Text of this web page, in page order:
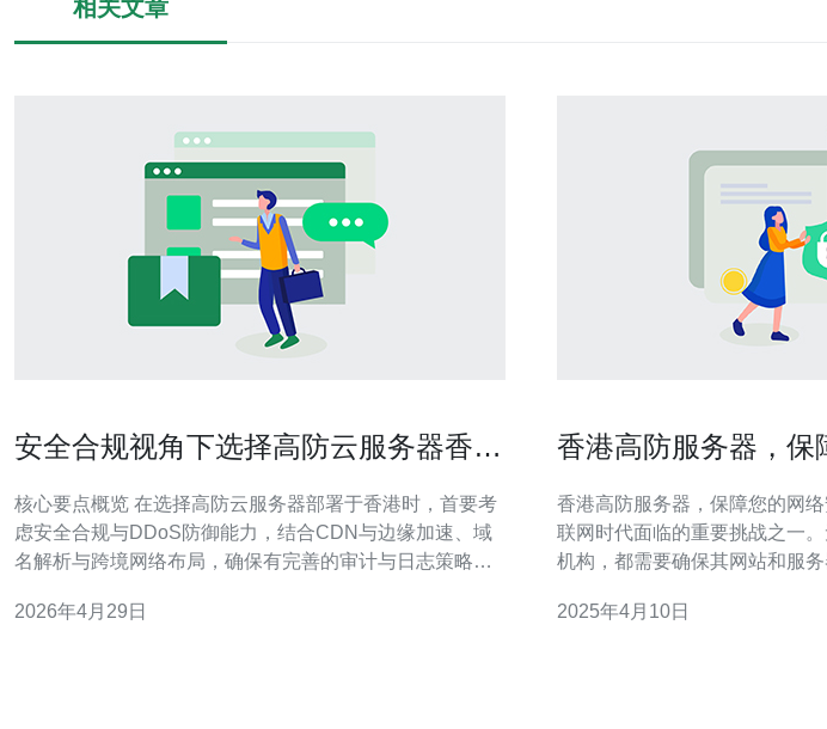
相关文章
安全合规视角下选择高防云服务器香港
核心要点概览 在选择高防云服务器部署于香港时，首要考
虑安全合规与DDoS防御能力，结合CDN与边缘加速、域
名解析与跨境网络布局，确保有完善的审计与日志策略、
技术与多层防护、24/7支持与合规服务上的综合能力，能
2026年4月29日
香港高防服务器，保
香港高防服务器，保障您的网络安全。 网络安
联网时代面临的重要挑战之一
机构，都需要确保其网站和服
务器是一种拥有强大防护能力的
2025年4月10日